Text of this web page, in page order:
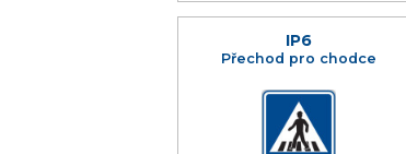
IP6
Přechod pro chodce